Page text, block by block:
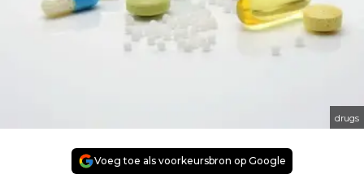
drugs
Voeg toe als voorkeursbron op Google